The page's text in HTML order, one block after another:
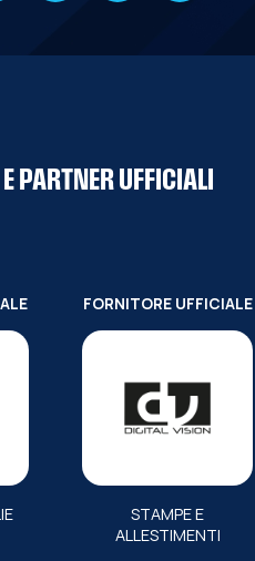
PARTNER UFFICIALI
FORNITORE UFFICIALE
STAMPE E
ALLESTIMENTI